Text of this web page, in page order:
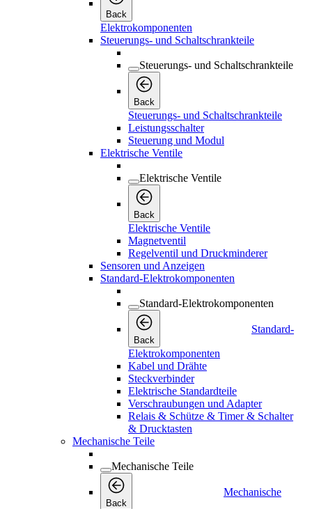
Back
Elektrokomponenten
Steuerungs- und Schaltschrankteile
Steuerungs- und Schaltschrankteile
Back
Steuerungs- und Schaltschrankteile
Leistungsschalter
Steuerung und Modul
Elektrische Ventile
Elektrische Ventile
Back
Elektrische Ventile
Magnetventil
Regelventil und Druckminderer
Sensoren und Anzeigen
Standard-Elektrokomponenten
Standard-Elektrokomponenten
Back
Standard-
Elektrokomponenten
Kabel und Drähte
Steckverbinder
Elektrische Standardteile
Verschraubungen und Adapter
Relais & Schütze & Timer & Schalter
& Drucktasten
Mechanische Teile
Mechanische Teile
Back
Mechanische